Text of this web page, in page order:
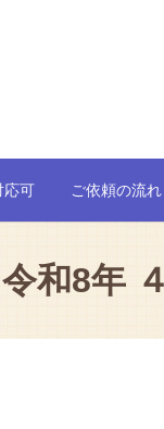
応可 ご依頼の流れ
令和8年